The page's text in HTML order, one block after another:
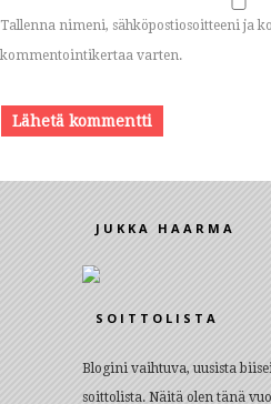
Tallenna nimeni, sähköpostiosoitteeni ja
kommentointikertaa varten.
JUKKA HAARMA
SOITTOLISTA
Blogini vaihtuva, uusista
soittolista. Näitä olen tänä